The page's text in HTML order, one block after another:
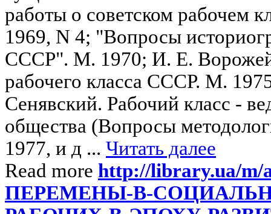
работы о советском рабочем
1969, N 4; "Вопросы
СССР". М. 1970; И. Е.
рабочего класса СССР. М.
Сенявский. Рабочий класс -
общества (Вопросы
1977, и д ... Читать далее
Read more http://library.ua/m/
ПЕРЕМЕНЫ-В-